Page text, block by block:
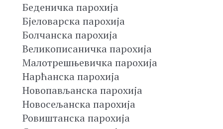
Беденичка парохија
Бјеловарска парохија
Болчанска парохија
Великописаничка парохија
Малотрешњевичка парохија
Нарћанска парохија
Новопављанска парохија
Новосељанска парохија
Ровиштанска парохија